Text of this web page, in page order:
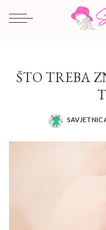
ŠTO TREBA
POSTED